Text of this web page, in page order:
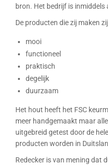
bron. Het bedrijf is inmiddels
De producten die zij maken
mooi
functioneel
praktisch
degelijk
duurzaam
Het hout heeft het FSC
meer handgemaakt maar
uitgebreid getest door de
producten worden in
Redecker is van mening dat